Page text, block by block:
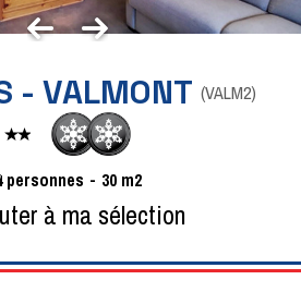
- VALMONT (VALM2)
personnes 30 m2
à ma sélection